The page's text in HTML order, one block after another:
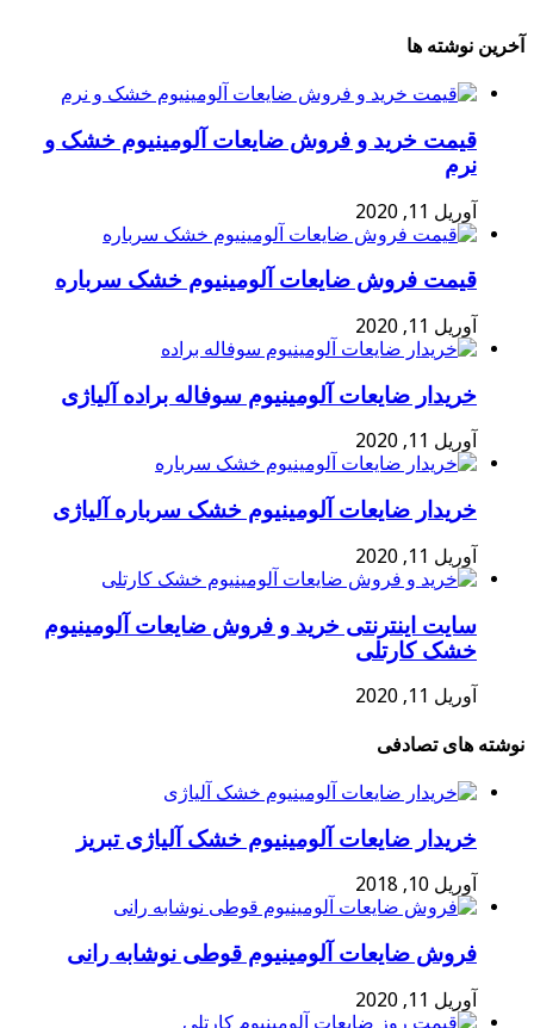
آخرین نوشته ها
قیمت خرید و فروش ضایعات آلومینیوم خشک و
نرم
آوریل 11, 2020
قیمت فروش ضایعات آلومینیوم خشک سرباره
آوریل 11, 2020
خریدار ضایعات آلومینیوم سوفاله براده آلیاژی
آوریل 11, 2020
خریدار ضایعات آلومینیوم خشک سرباره آلیاژی
آوریل 11, 2020
سایت اینترنتی خرید و فروش ضایعات آلومینیوم
خشک کارتلی
آوریل 11, 2020
نوشته های تصادفی
خریدار ضایعات آلومینیوم خشک آلیاژی تبریز
آوریل 10, 2018
فروش ضایعات آلومینیوم قوطی نوشابه رانی
آوریل 11, 2020